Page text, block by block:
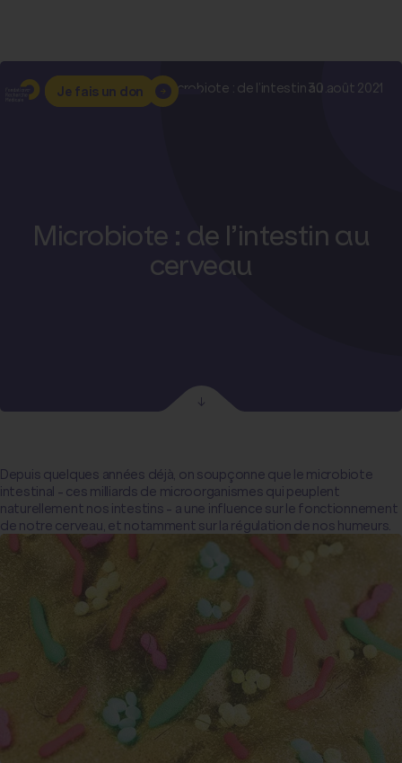
Je fais un don
Accueil –Nos actualités –Microbiote : de l’intestin au ...
Microbiote : de l’intestin au
cerveau
30 août 2021
Depuis quelques années déjà, on soupçonne que le microbiote
intestinal - ces milliards de microorganismes qui peuplent
naturellement nos intestins - a une influence sur le fonctionnement
de notre cerveau, et notamment sur la régulation de nos humeurs.